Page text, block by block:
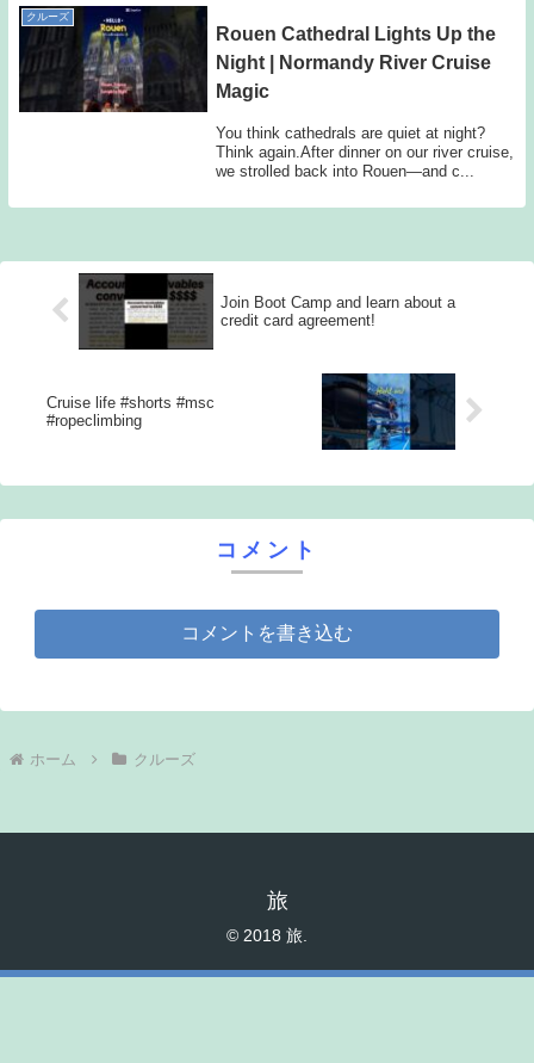
クルーズ
Rouen Cathedral Lights Up the
Night | Normandy River Cruise
Magic
You think cathedrals are quiet at night?
Think again.After dinner on our river cruise,
we strolled back into Rouen—and c...
Join Boot Camp and learn about a
credit card agreement!
Cruise life #shorts #msc
#ropeclimbing
コメント
コメントを書き込む
ホーム クルーズ
旅
© 2018 旅.